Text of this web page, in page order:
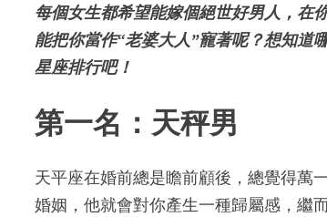
每個女生都希望能嫁個絕世好男人，在
能把你當作“老婆大人”寵著呢？想知道
星座排行吧！
第一名：天秤男
天平座在婚前總是瞻前顧後，總覺得萬
婚姻，他就會對你產生一種歸屬感，繼